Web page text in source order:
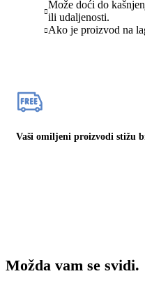
Može doći do
ili udaljenosti.
Ako je proizvod na
Vaši omiljeni proizvodi stižu
Možda vam se svidi.